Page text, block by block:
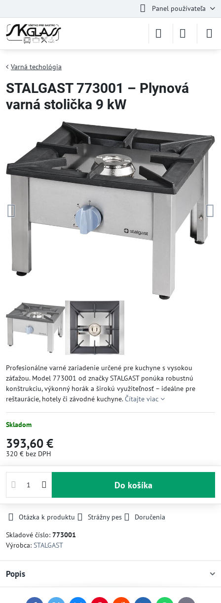
Panel používateľa
Varná techológia
STALGAST 773001 – Plynová
varná stolička 9 kW
Profesionálne varné zariadenie určené pre kuchyne s vysokou
záťažou. Model 773001 od značky STALGAST ponúka robustnú
konštrukciu, výkonný horák a širokú využiteľnosť – ideálne pre
reštaurácie, hotely či závodné kuchyne.Čítajte viac
Skladom
393,60 €
320 € bez DPH
Do košíka
Otázka k produktu Strážny pes
Doručenia
Skladové číslo: 773001
Výrobca: STALGAST
Popis